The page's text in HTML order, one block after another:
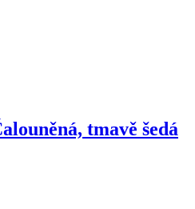
tmavě šedá